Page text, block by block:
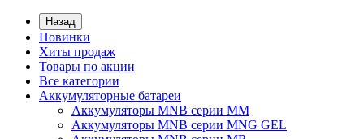
Назад
Новинки
Хиты продаж
Товары по акции
Все категории
Аккумуляторные батареи
Аккумуляторы MNB серии MM
Аккумуляторы MNB серии MNG GEL